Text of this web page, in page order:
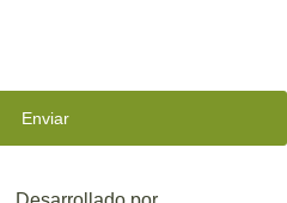
Enviar